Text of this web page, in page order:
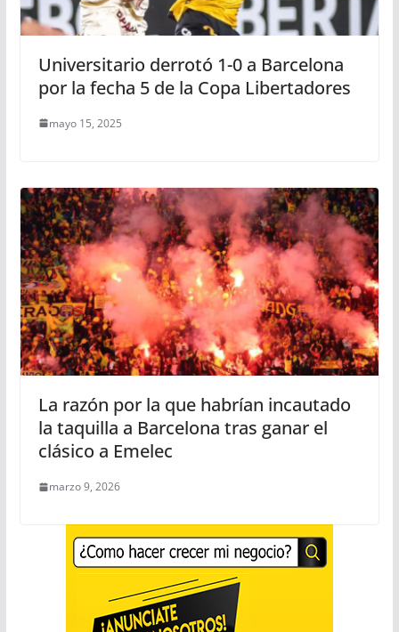
Universitario derrotó 1-0 a Barcelona
por la fecha 5 de la Copa Libertadores
mayo 15, 2025
La razón por la que habrían incautado
la taquilla a Barcelona tras ganar el
clásico a Emelec
marzo 9, 2026